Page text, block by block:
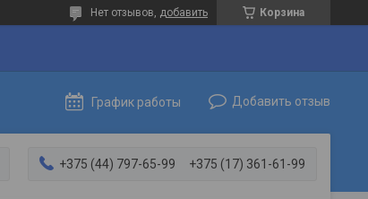
Корзина
Нет отзывов, добавить
График работы Добавить отзыв
+375 (44) 797-65-99 +375 (17) 361-61-99